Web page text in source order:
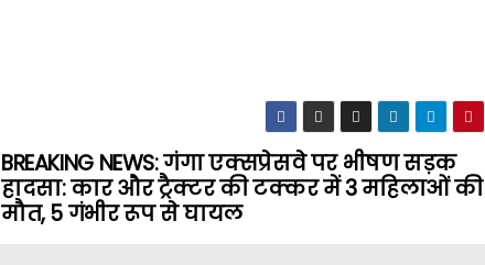
BREAKING NEWS: गंगा एक्सप्रेसवे पर भीषण सड़क
हादसा: कार और ट्रैक्टर की टक्कर में 3 महिलाओं की
मौत, 5 गंभीर रूप से घायल